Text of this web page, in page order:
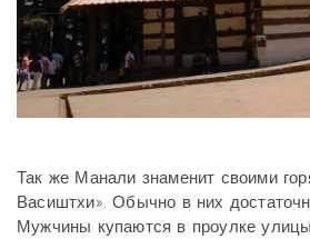
Так же Манали знаменит своими
Васиштхи». Обычно в них
Мужчины купаются в проулке